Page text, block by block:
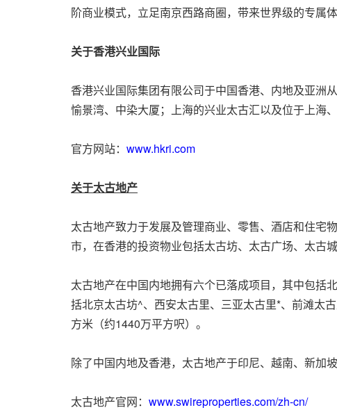
阶商业模式，立足南京西路商圈，带来世界级的专属
关于香港兴业国际
香港兴业国际集团有限公司于中国香港、内地及亚洲
愉景湾、中染大厦；上海的兴业太古汇以及位于上海
官方网站： www.hkri.com
关于太古地产
太古地产致力于发展及管理商业、零售、酒店和住宅
市，在香港的投资物业包括太古坊、太古广场、太古
太古地产在中国内地拥有六个已落成项目，其中包括
括北京太古坊^、西安太古里、三亚太古里*、前滩太
方米（约1440万平方呎）。
除了中国内地及香港，太古地产于印尼、越南、新加
太古地产官网： www.swireproperties.com/zh-cn/